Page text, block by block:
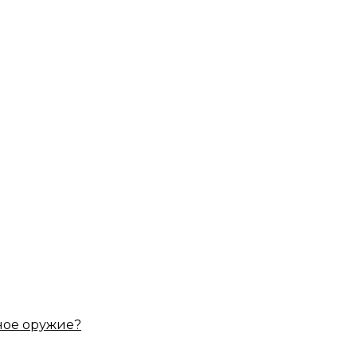
оружие?